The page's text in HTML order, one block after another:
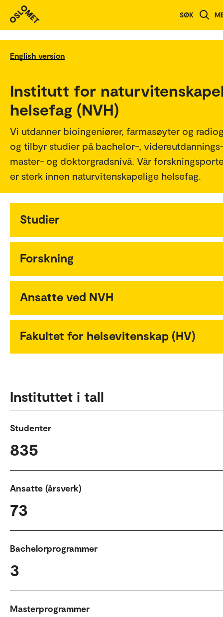
SØK
English version
Institutt for
helsefag (NVH)
Vi utdanner bioingeniører, farmasøyter og
og tilbyr studier på bachelor-,
master- og doktorgradsnivå. Vår
er sterk innen naturvitenskapelige helsefag.
Studier
Forskning
Ansatte ved NVH
Fakultet for helsevitenskap (HV)
Instituttet i tall
Studenter
835
Ansatte (årsverk)
73
Bachelorprogrammer
3
Masterprogrammer